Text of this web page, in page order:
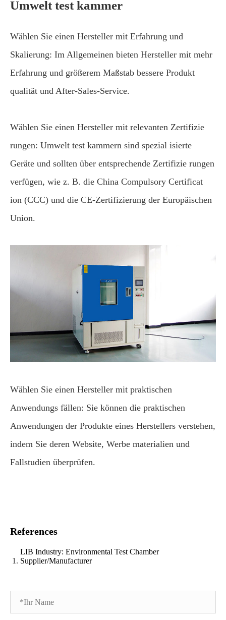
Umwelt test kammer
Wählen Sie einen Hersteller mit Erfahrung und
Skalierung: Im Allgemeinen bieten Hersteller mit mehr
Erfahrung und größerem Maßstab bessere Produkt
qualität und After-Sales-Service.
Wählen Sie einen Hersteller mit relevanten Zertifizie
rungen: Umwelt test kammern sind spezial isierte
Geräte und sollten über entsprechende Zertifizie rungen
verfügen, wie z. B. die China Compulsory Certificat
ion (CCC) und die CE-Zertifizierung der Europäischen
Union.
Wählen Sie einen Hersteller mit praktischen
Anwendungs fällen: Sie können die praktischen
Anwendungen der Produkte eines Herstellers verstehen,
indem Sie deren Website, Werbe materialien und
Fallstudien überprüfen.
References
LIB Industry: Environmental Test Chamber
Supplier/Manufacturer